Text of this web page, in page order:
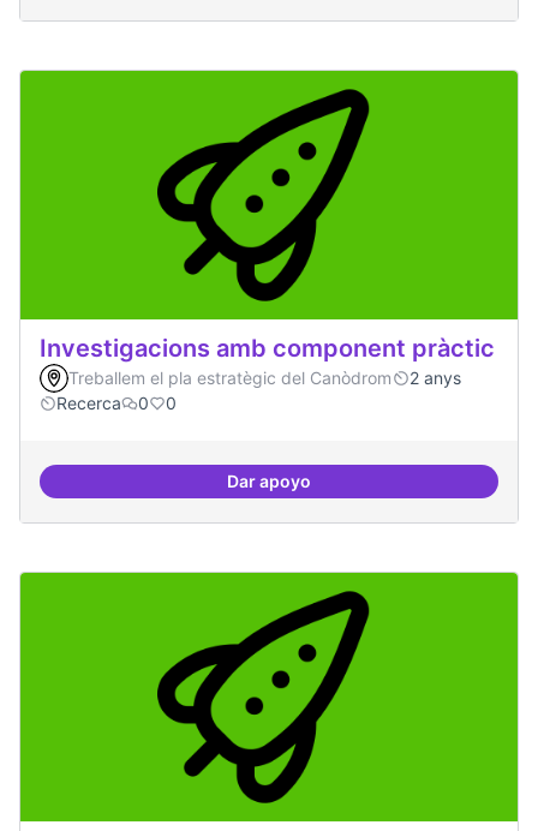
Investigacions amb component pràctic
Treballem el pla estratègic del Canòdrom
2 anys
Recerca
0 0
Dar apoyoInvestigacions amb component